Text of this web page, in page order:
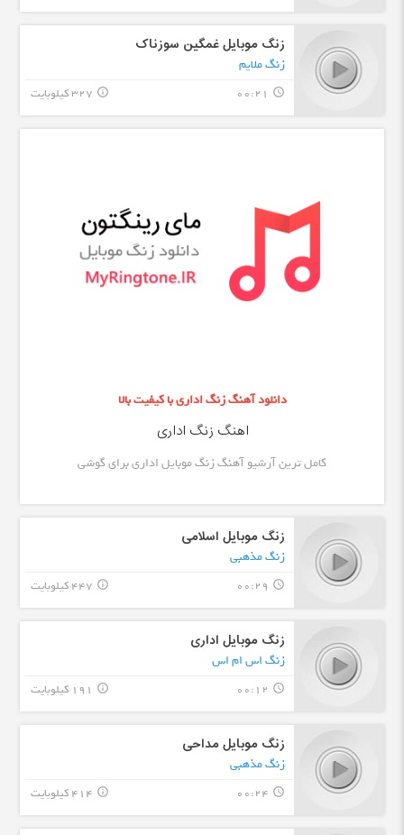
زنگ موبایل غمگین سوزناک
زنگ ملایم
query_builder
00:21 327 کیلوبایت info_outline
دانلود آهنگ زنگ اداری با کیفیت بالا
اهنگ زنگ اداری
کامل ترین آرشیو آهنگ زنگ موبایل اداری برای گوشی
زنگ موبایل اسلامی
زنگ مذهبی
query_builder
00:29 447 کیلوبایت info_outline
زنگ موبایل اداری
زنگ اس ام اس
query_builder
00:12 191 کیلوبایت info_outline
زنگ موبایل مداحی
زنگ مذهبی
query_builder
00:24 414 کیلوبایت info_outline